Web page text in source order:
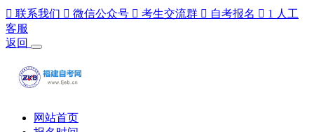
 联系我们  微信公众号  考生交流群  自考报名  1 人工
客服
返回
网站首页